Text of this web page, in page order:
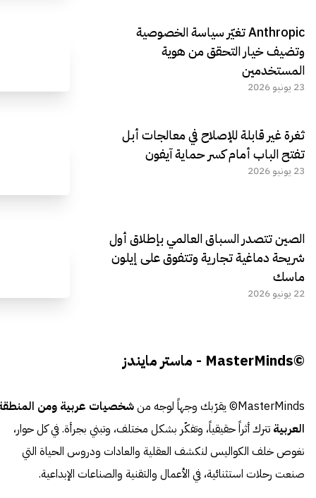
Anthropic تغيّر سياسة الخصوصية
وتضيف خيار التحقق من هوية
المستخدمين
23 يونيو 2026
ثغرة غير قابلة للإصلاح في معالجات أبل
تفتح الباب أمام كسر حماية آيفون
23 يونيو 2026
الصين تتصدر السباق العالمي بإطلاق أول
شريحة دماغية تجارية وتتفوق على إيلون
ماسك
22 يونيو 2026
©MasterMinds - ماستر مايندز
MasterMinds© يقرّبك وجهاً لوجه من
شخصيات عربية ومن
العربية تترك أثراً حقيقياً، وتفكّر بشكل مختلف، وتبني بجرأة. في كل حوار،
نغوص خلف الكواليس لنكشف العقلية والعادات ودروس الحياة التي
صنعت رحلات استثنائية، في الأعمال والتقنية والصناعات الإبداعية.